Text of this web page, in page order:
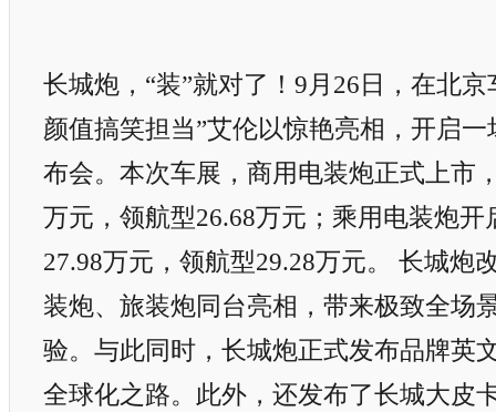
长城炮，“装”就对了！9月26日，在北京
颜值搞笑担当”艾伦以惊艳亮相，开启一
布会。本次车展，商用电装炮正式上市
万元，领航型26.68万元；乘用电装炮开
27.98万元，领航型29.28万元。 长城炮
装炮、旅装炮同台亮相，带来极致全场
验。与此同时，长城炮正式发布品牌英
全球化之路。此外，还发布了长城大皮